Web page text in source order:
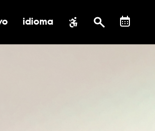
social
educación
submenú de asistencia
idioma